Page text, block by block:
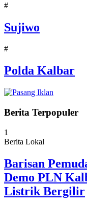
#
Sujiwo
#
Polda Kalbar
Berita Terpopuler
1
Berita Lokal
Barisan
Demo PLN
Listrik Bergilir